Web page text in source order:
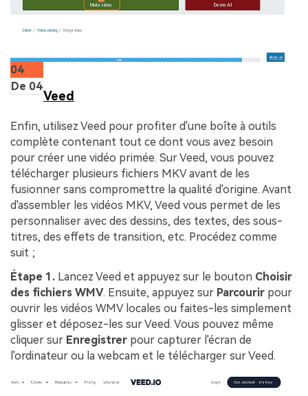
04
De 04
Veed
Enfin, utilisez Veed pour profiter d'une boîte à outils
complète contenant tout ce dont vous avez besoin
pour créer une vidéo primée. Sur Veed, vous pouvez
télécharger plusieurs fichiers MKV avant de les
fusionner sans compromettre la qualité d'origine. Avant
d'assembler les vidéos MKV, Veed vous permet de les
personnaliser avec des dessins, des textes, des sous-
titres, des effets de transition, etc. Procédez comme
suit ;
Étape 1. Lancez Veed et appuyez sur le bouton Choisir
des fichiers WMV. Ensuite, appuyez sur Parcourir pour
ouvrir les vidéos WMV locales ou faites-les simplement
glisser et déposez-les sur Veed. Vous pouvez même
cliquer sur Enregistrer pour capturer l'écran de
l'ordinateur ou la webcam et le télécharger sur Veed.